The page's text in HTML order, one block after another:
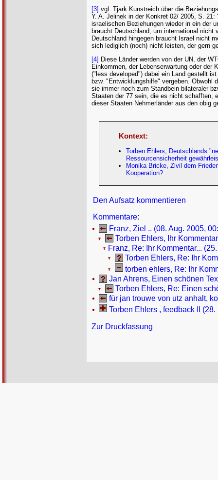
[3] vgl. Tjark Kunstreich über die
Y. A. Jelinek in der Konkret 02/ 2005, S.
israelischen Beziehungen wieder in ein der
braucht Deutschland, um international
Deutschland hingegen braucht Israel nicht
sich lediglich (noch) nicht leisten, der gern
[4] Diese Länder werden von der UN, der
Einkommen, der Lebenserwartung oder
("less developed") dabei ein Land gestellt
bzw. "Entwicklungshilfe" vergeben. Obwohl
sie immer noch zum Standbein bilateraler
Staaten der 77 sein, die es nicht schafften,
dieser Staaten Nehmerländer aus den obig
Kontext:
Torben Ehlers, Deutschlands
Ressourcensicherheit
Monika Bricke, Zivil dem
Kooperation?
Den Aufsatz kommentieren
Kommentare:
Franz, Ziel .. (08. Aug. 2005,
Torben Ehlers, Ihr
Franz, Re: Ihr Kommentar...
Torben Ehlers, Re: Ihr
torben ehlers, Re: Ihr
Jan Ahrens, Einen schönen
Torben Ehlers, Re: Einen
für jan trouwe von utz anhalt,
Torben Ehlers , feedback II
Zur Druckfassung